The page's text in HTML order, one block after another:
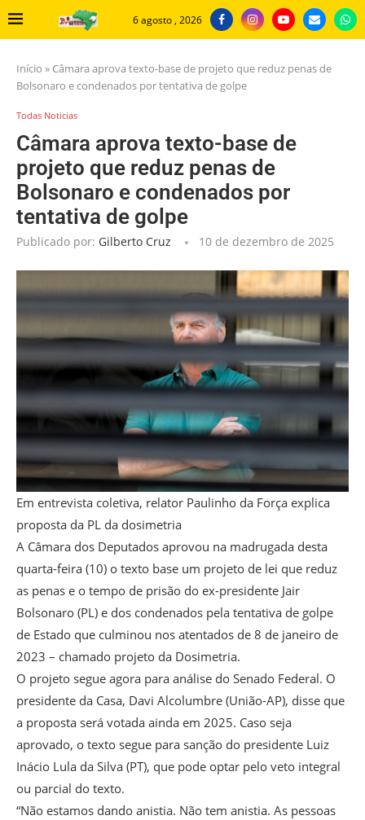
6 agosto , 2026
Início » Câmara aprova texto-base de projeto que reduz penas de
Bolsonaro e condenados por tentativa de golpe
Todas Noticias
Câmara aprova texto-base de
projeto que reduz penas de
Bolsonaro e condenados por
tentativa de golpe
Publicado por: Gilberto Cruz 10 de dezembro de 2025
Em entrevista coletiva, relator Paulinho da Força explica
proposta da PL da dosimetria
A Câmara dos Deputados aprovou na madrugada desta
quarta-feira (10) o texto base um projeto de lei que reduz
as penas e o tempo de prisão do ex-presidente Jair
Bolsonaro (PL) e dos condenados pela tentativa de golpe
de Estado que culminou nos atentados de 8 de janeiro de
2023 – chamado projeto da Dosimetria.
O projeto segue agora para análise do Senado Federal. O
presidente da Casa, Davi Alcolumbre (União-AP), disse que
a proposta será votada ainda em 2025. Caso seja
aprovado, o texto segue para sanção do presidente Luiz
Inácio Lula da Silva (PT), que pode optar pelo veto integral
ou parcial do texto.
“Não estamos dando anistia. Não tem anistia. As pessoas